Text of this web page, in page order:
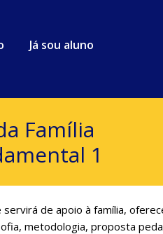
Já sou aluno
Família
1
de apoio à família,
metodologia, proposta